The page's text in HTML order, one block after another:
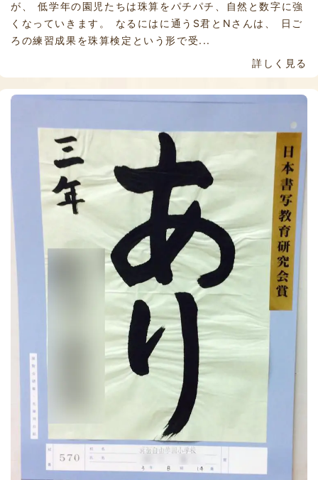
が、 低学年の園児たちは珠算をパチパチ、自然と数字に強
くなっていきます。 なるにはに通うS君とNさんは、 日ご
ろの練習成果を珠算検定という形で受...
詳しく見る